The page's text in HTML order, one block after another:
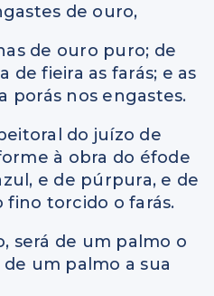
de ouro,
de ouro puro; de
de fieira as farás; e as
porás nos engastes.
do juízo de
à obra do éfode
e de púrpura, e de
fino torcido o farás.
será de um palmo o
um palmo a sua